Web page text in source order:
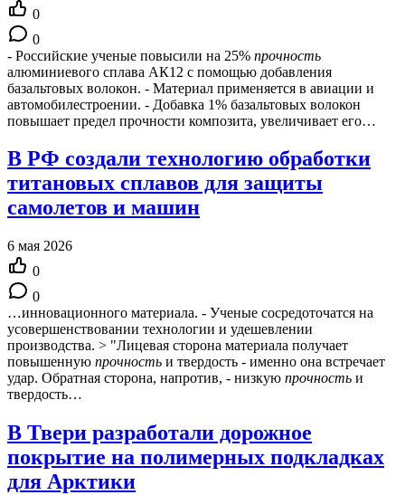
0
0
- Российские ученые повысили на 25% прочность
алюминиевого сплава АК12 с помощью добавления
базальтовых волокон. - Материал применяется в авиации и
автомобилестроении. - Добавка 1% базальтовых волокон
повышает предел прочности композита, увеличивает его…
В РФ создали технологию обработки
титановых сплавов для защиты
самолетов и машин
6 мая 2026
0
0
…инновационного материала. - Ученые сосредоточатся на
усовершенствовании технологии и удешевлении
производства. > "Лицевая сторона материала получает
повышенную прочность и твердость - именно она встречает
удар. Обратная сторона, напротив, - низкую прочность и
твердость…
В Твери разработали дорожное
покрытие на полимерных подкладках
для Арктики